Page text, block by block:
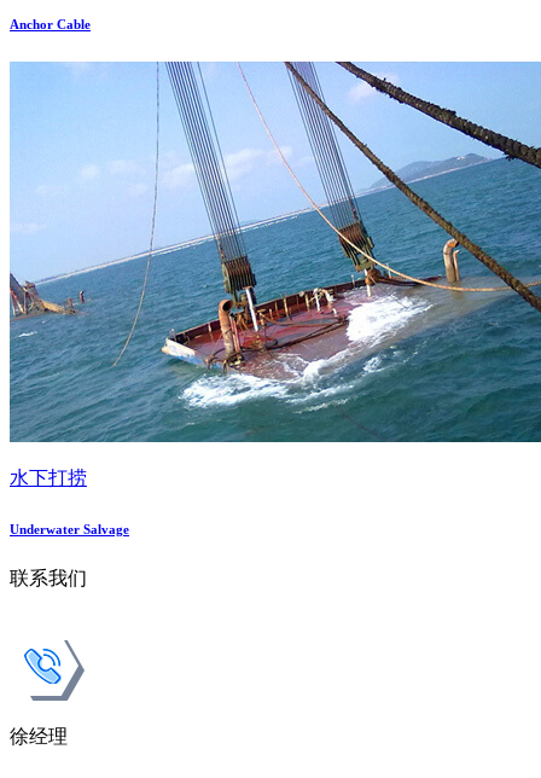
Anchor Cable
水下打捞
Underwater Salvage
联系我们
徐经理